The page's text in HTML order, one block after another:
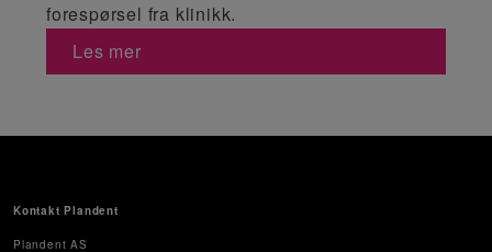
forespørsel fra klinikk.
Les mer
Kontakt Plandent
Plandent AS